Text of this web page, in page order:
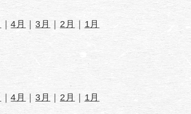
｜4月 ｜3月 2月 1月
｜4月 ｜3月 2月 1月